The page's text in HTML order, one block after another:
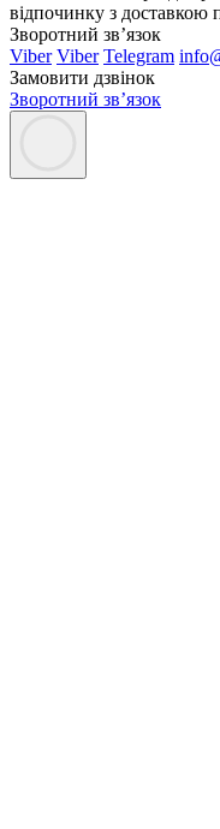
відпочинку з доставкою
Зворотний зв’язок
Viber Viber Telegram
Замовити дзвінок
Зворотний зв’язок